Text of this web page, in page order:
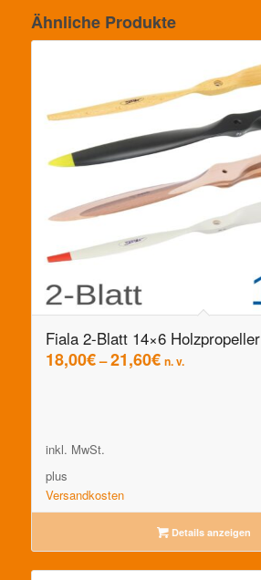
Ähnliche Produkte
Fiala 2-Blatt 14×6 Holzpropeller
18,00€–21,60€ n. v.
inkl. MwSt.
plus
Versandkosten
Details anzeigen